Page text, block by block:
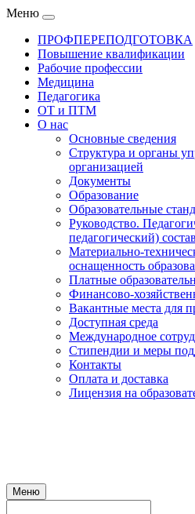
Меню
ПРОФПЕРЕПОДГОТОВКА
Повышение квалификации
Рабочие профессии
Медицина
Педагогика
ОТ и ПТМ
О нас
Основные сведения
Структура и органы
организацией
Документы
Образование
Образовательные
Руководство.
педагогический) состав
Материально-
оснащенность
Платные
Финансово-
Вакантные места для
Доступная среда
Международное
Стипендии и меры
Контакты
Оплата и доставка
Лицензия на
Меню